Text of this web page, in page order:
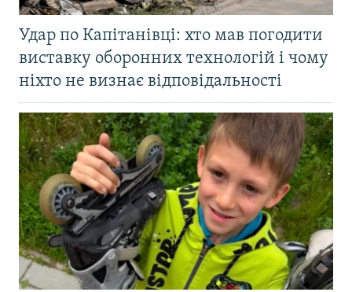
Удар по Капітанівці: хто мав погодити
виставку оборонних технологій і чому
ніхто не визнає відповідальності